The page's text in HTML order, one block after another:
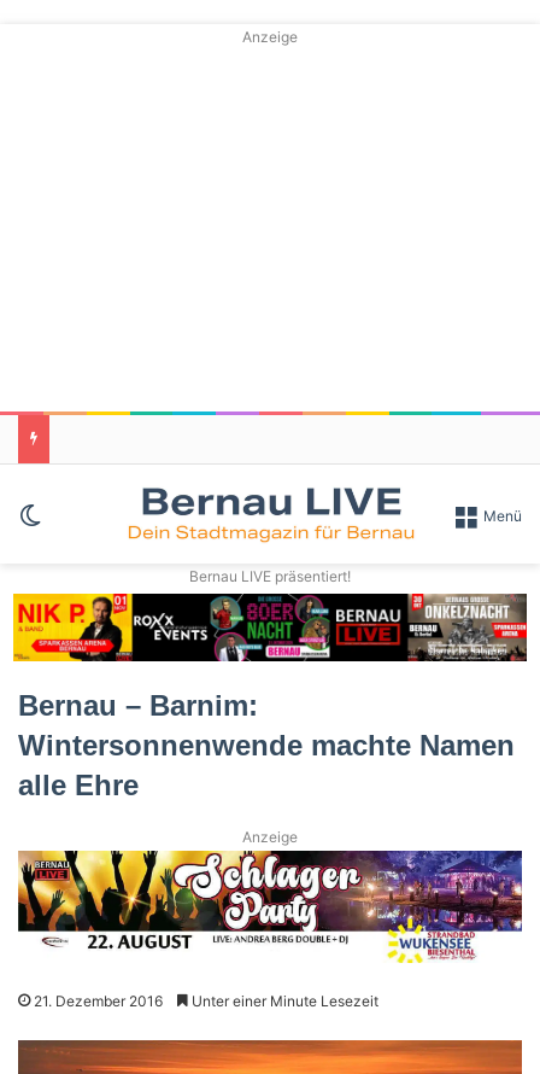
Anzeige
Skin umschalten Menü
Bernau LIVE präsentiert!
Bernau – Barnim:
Wintersonnenwende machte Namen
alle Ehre
Anzeige
21. Dezember 2016 Unter einer Minute Lesezeit